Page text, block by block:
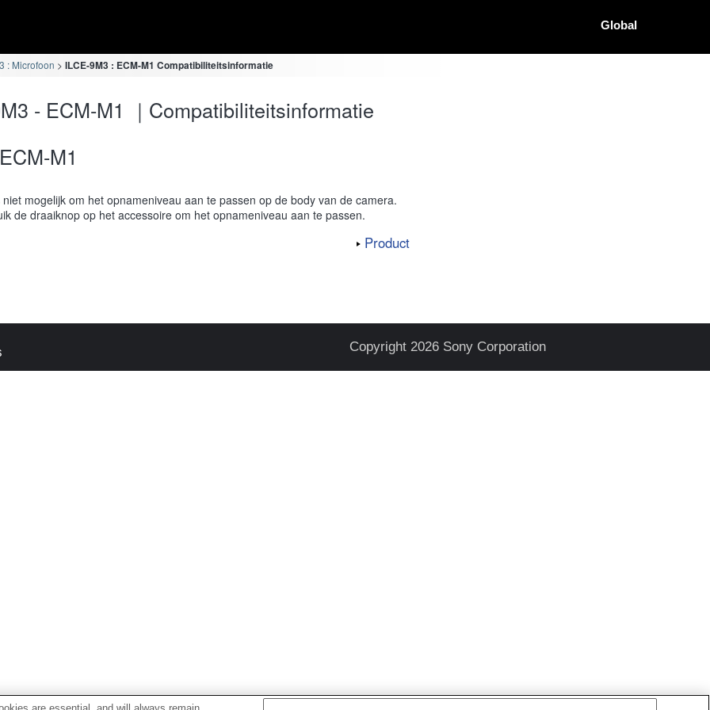
Global
: Microfoon ILCE-9M3 : ECM-M1 Compatibiliteitsinformatie
- ECM-M1 ｜Compatibiliteitsinformatie
ECM-M1
niet mogelijk om het opnameniveau aan te passen op de body van de camera.
de draaiknop op het accessoire om het opnameniveau aan te passen.
Product
Copyright 2026 Sony Corporation